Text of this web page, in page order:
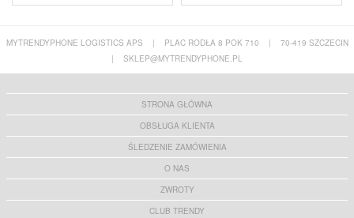
MYTRENDYPHONE LOGISTICS APS | PLAC RODŁA 8 POK 710 |
70-419 SZCZECIN
|
SKLEP@MYTRENDYPHONE.PL
STRONA GŁÓWNA
OBSŁUGA KLIENTA
ŚLEDZENIE ZAMÓWIENIA
O NAS
ZWROTY
CLUB TRENDY